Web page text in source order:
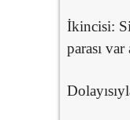
İkincisi:
parası